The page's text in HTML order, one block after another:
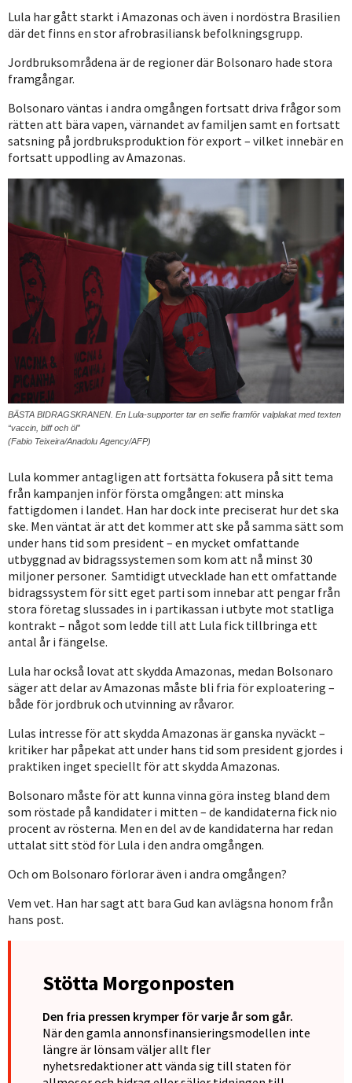
Lula har gått starkt i Amazonas och även i nordöstra Brasilien
där det finns en stor afrobrasiliansk befolkningsgrupp.
Jordbruksområdena är de regioner där Bolsonaro hade stora
framgångar.
Bolsonaro väntas i andra omgången fortsatt driva frågor som
rätten att bära vapen, värnandet av familjen samt en fortsatt
satsning på jordbruksproduktion för export – vilket innebär en
fortsatt uppodling av Amazonas.
BÄSTA BIDRAGSKRANEN. En Lula-supporter tar en selfie framför valplakat med texten
“vaccin, biff och öl”
(Fabio Teixeira/Anadolu Agency/AFP)
Lula kommer antagligen att fortsätta fokusera på sitt tema
från kampanjen inför första omgången: att minska
fattigdomen i landet. Han har dock inte preciserat hur det ska
ske. Men väntat är att det kommer att ske på samma sätt som
under hans tid som president – en mycket omfattande
utbyggnad av bidragssystemen som kom att nå minst 30
miljoner personer. Samtidigt utvecklade han ett omfattande
bidragssystem för sitt eget parti som innebar att pengar från
stora företag slussades in i partikassan i utbyte mot statliga
kontrakt – något som ledde till att Lula fick tillbringa ett
antal år i fängelse.
Lula har också lovat att skydda Amazonas, medan Bolsonaro
säger att delar av Amazonas måste bli fria för exploatering –
både för jordbruk och utvinning av råvaror.
Lulas intresse för att skydda Amazonas är ganska nyväckt –
kritiker har påpekat att under hans tid som president gjordes i
praktiken inget speciellt för att skydda Amazonas.
Bolsonaro måste för att kunna vinna göra insteg bland dem
som röstade på kandidater i mitten – de kandidaterna fick nio
procent av rösterna. Men en del av de kandidaterna har redan
uttalat sitt stöd för Lula i den andra omgången.
Och om Bolsonaro förlorar även i andra omgången?
Vem vet. Han har sagt att bara Gud kan avlägsna honom från
hans post.
Stötta Morgonposten
Den fria pressen krymper för varje år som går.
När den gamla annonsfinansieringsmodellen inte
längre är lönsam väljer allt fler
nyhetsredaktioner att vända sig till staten för